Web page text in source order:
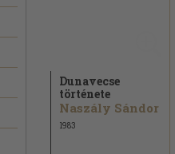
Dunavecse
története
Naszály Sándor
1983